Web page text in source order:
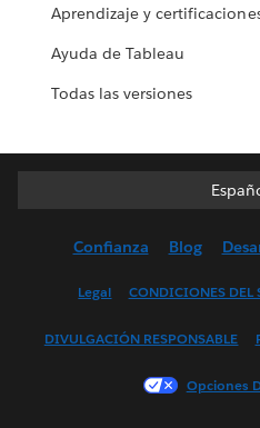
Aprendizaje y
Ayuda de Tableau
Todas las versiones
Français
Confianza Blog
Legal CONDICIONES DEL
DIVULGACIÓN RESPONSABLE
Opciones